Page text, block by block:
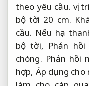
theo yêu cầu. vị
bộ tời 20 cm.
cầu. Nếu hạ
bộ tời, Phản hồi
chóng. Phản hồi
hợp, Áp dụng cho